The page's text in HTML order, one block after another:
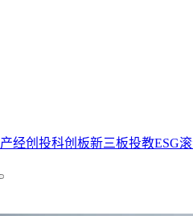
产经创投科创板新三板投教ESG